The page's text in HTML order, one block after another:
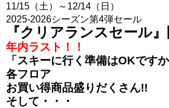
11/15（土）～12/14（日）
2025-2026シーズン第4弾セール
『クリアランスセール
年内ラスト！！
「スキーに行く準備はOKですか
各フロア
お買い得商品盛りだくさん!!
そして・・・